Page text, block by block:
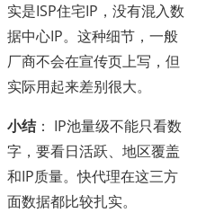
实是ISP住宅IP，没有混入数
据中心IP。这种细节，一般
厂商不会在宣传页上写，但
实际用起来差别很大。
小结： IP池量级不能只看数
字，要看日活跃、地区覆盖
和IP质量。快代理在这三方
面数据都比较扎实。